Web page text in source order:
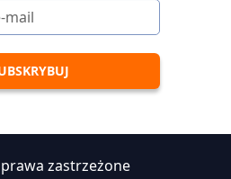
zastrzeżone